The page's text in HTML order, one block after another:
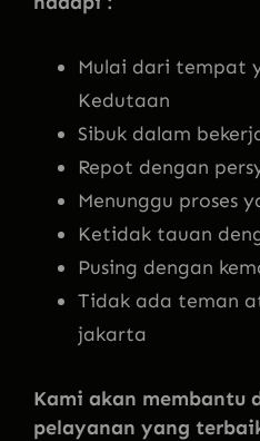
Mulai dari tempat
Kedutaan
Sibuk dalam
Repot dengan
Menunggu proses
Ketidak tauan
Pusing dengan
Tidak ada teman
jakarta
Kami akan membantu
pelayanan yang